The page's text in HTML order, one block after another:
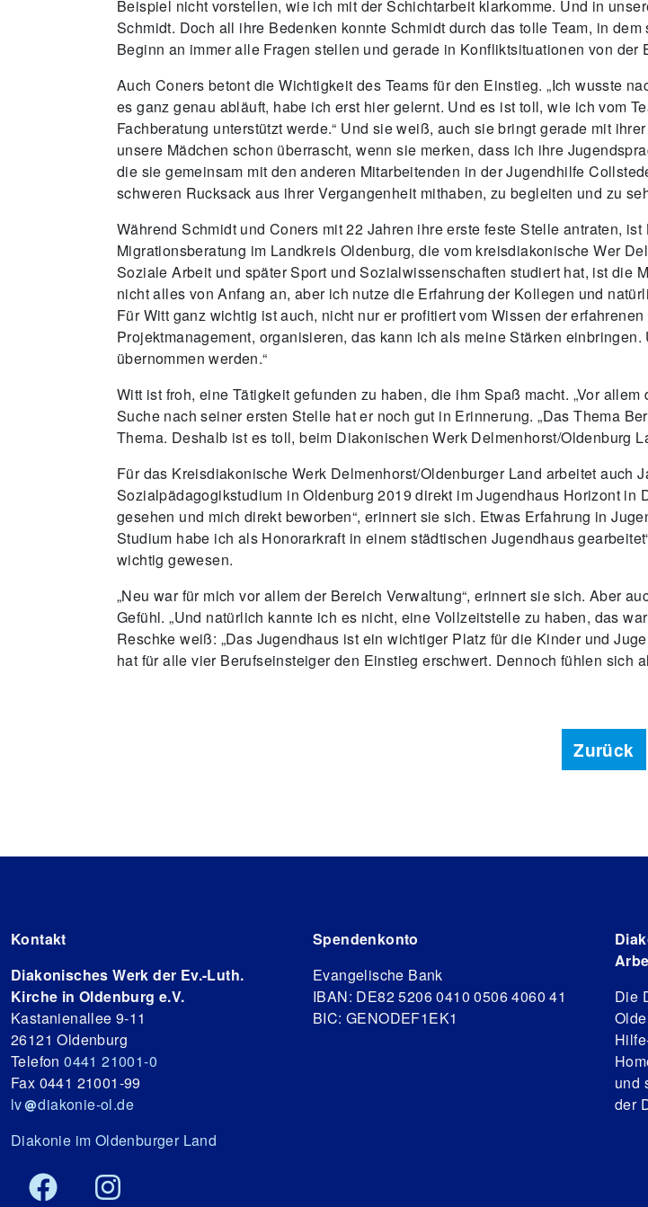
Beispiel nicht vorstellen, wie ich mit der Schichtarbeit klarkomme. Und in
Schmidt. Doch all ihre Bedenken konnte Schmidt durch das tolle Team, in
Beginn an immer alle Fragen stellen und gerade in Konfliktsituationen von der
Auch Coners betont die Wichtigkeit des Teams für den Einstieg. „Ich wusste
es ganz genau abläuft, habe ich erst hier gelernt. Und es ist toll, wie ich vom
Fachberatung unterstützt werde.“ Und sie weiß, auch sie bringt gerade mit
unsere Mädchen schon überrascht, wenn sie merken, dass ich ihre
die sie gemeinsam mit den anderen Mitarbeitenden in der Jugendhilfe
schweren Rucksack aus ihrer Vergangenheit mithaben, zu begleiten und zu
Während Schmidt und Coners mit 22 Jahren ihre erste feste Stelle antraten,
Migrationsberatung im Landkreis Oldenburg, die vom kreisdiakonische Wer
Soziale Arbeit und später Sport und Sozialwissenschaften studiert hat, ist die
nicht alles von Anfang an, aber ich nutze die Erfahrung der Kollegen und
Für Witt ganz wichtig ist auch, nicht nur er profitiert vom Wissen der
Projektmanagement, organisieren, das kann ich als meine Stärken
übernommen werden.“
Witt ist froh, eine Tätigkeit gefunden zu haben, die ihm Spaß macht. „Vor
Suche nach seiner ersten Stelle hat er noch gut in Erinnerung. „Das Thema
Thema. Deshalb ist es toll, beim Diakonischen Werk Delmenhorst/Oldenburg
Für das Kreisdiakonische Werk Delmenhorst/Oldenburger Land arbeitet auch
Sozialpädagogikstudium in Oldenburg 2019 direkt im Jugendhaus Horizont in
gesehen und mich direkt beworben“, erinnert sie sich. Etwas Erfahrung in
Studium habe ich als Honorarkraft in einem städtischen Jugendhaus
wichtig gewesen.
„Neu war für mich vor allem der Bereich Verwaltung“, erinnert sie sich. Aber
Gefühl. „Und natürlich kannte ich es nicht, eine Vollzeitstelle zu haben, das
Reschke weiß: „Das Jugendhaus ist ein wichtiger Platz für die Kinder und
hat für alle vier Berufseinsteiger den Einstieg erschwert. Dennoch fühlen sich
Zurück
Kontakt
Diakonisches Werk der Ev.-Luth.
Kirche in Oldenburg e.V.
Kastanienallee 9-11
26121 Oldenburg
Telefon0441 21001-0
Fax 0441 21001-99
lv
diakonie-ol.de
Diakonie im Oldenburger Land
Spendenkonto
Evangelische Bank
IBAN: DE82 5206 0410 0506 4060 41
BIC: GENODEF1EK1
Die
und
der